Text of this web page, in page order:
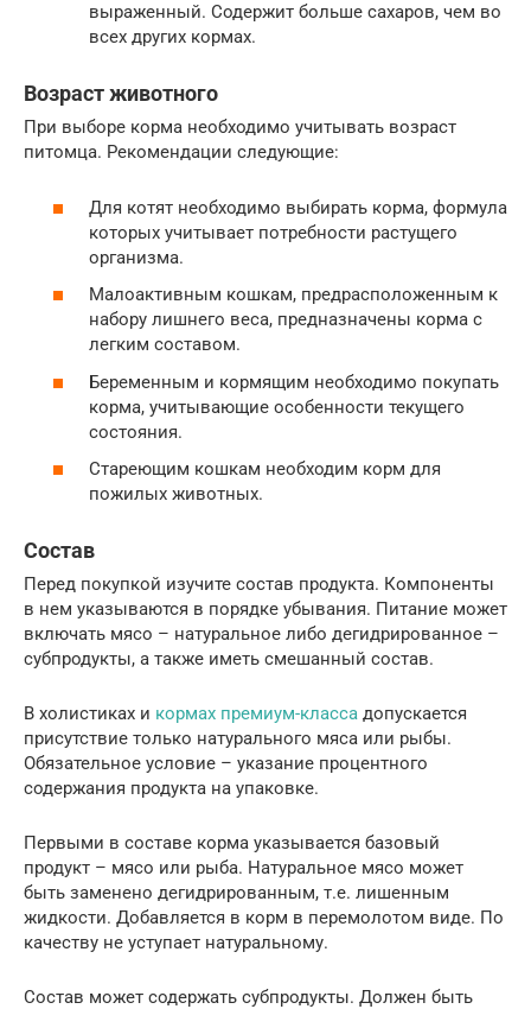
выраженный. Содержит больше сахаров, чем во
всех других кормах.
Возраст животного
При выборе корма необходимо учитывать возраст
питомца. Рекомендации следующие:
Для котят необходимо выбирать корма, формула
которых учитывает потребности растущего
организма.
Малоактивным кошкам, предрасположенным к
набору лишнего веса, предназначены корма с
легким составом.
Беременным и кормящим необходимо покупать
корма, учитывающие особенности текущего
состояния.
Стареющим кошкам необходим корм для
пожилых животных.
Состав
Перед покупкой изучите состав продукта. Компоненты
в нем указываются в порядке убывания. Питание может
включать мясо – натуральное либо дегидрированное –
субпродукты, а также иметь смешанный состав.
В холистиках и кормах премиум-класса допускается
присутствие только натурального мяса или рыбы.
Обязательное условие – указание процентного
содержания продукта на упаковке.
Первыми в составе корма указывается базовый
продукт – мясо или рыба. Натуральное мясо может
быть заменено дегидрированным, т.е. лишенным
жидкости. Добавляется в корм в перемолотом виде. По
качеству не уступает натуральному.
Состав может содержать субпродукты. Должен быть